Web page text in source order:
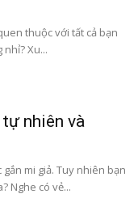
thuộc với tất cả bạn
Xu...
nhiên và
mi giả. Tuy nhiên bạn
Nghe có vẻ...